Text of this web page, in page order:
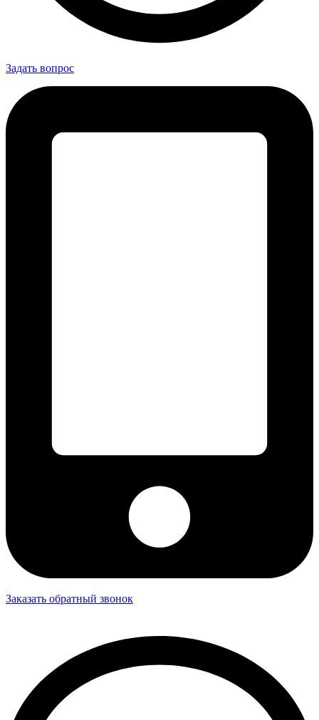
Задать вопрос
Заказать обратный звонок